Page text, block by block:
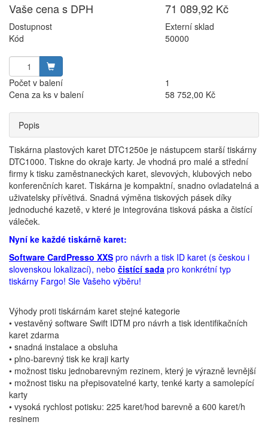
Vaše cena s DPH
71 089,92 Kč
Dostupnost
Externí sklad
Kód
50000
Počet v balení
1
Cena za ks v balení
58 752,00 Kč
Popis
Tiskárna plastových karet DTC1250e je nástupcem starší tiskárny
DTC1000. Tiskne do okraje karty. Je vhodná pro malé a střední
firmy k tisku zaměstnaneckých karet, slevových, klubových nebo
konferenčních karet. Tiskárna je kompaktní, snadno ovladatelná a
uživatelsky přívětivá. Snadná výměna tiskových pásek díky
jednoduché kazetě, v které je integrována tisková páska a čistící
váleček.
Nyní ke každé tiskárně karet:
Software CardPresso XXS pro návrh a tisk ID karet (s českou i
slovenskou lokalizací), nebo čistící sada pro konkrétní typ
tiskárny Fargo! Sle Vašeho výběru!
Výhody proti tiskárnám karet stejné kategorie
• vestavěný software Swift IDTM pro návrh a tisk identifikačních
karet zdarma
• snadná instalace a obsluha
• plno-barevný tisk ke kraji karty
• možnost tisku jednobarevným rezinem, který je výrazně levnější
• možnost tisku na přepisovatelné karty, tenké karty a samolepící
karty
• vysoká rychlost potisku: 225 karet/hod barevně a 600 karet/h
resinem